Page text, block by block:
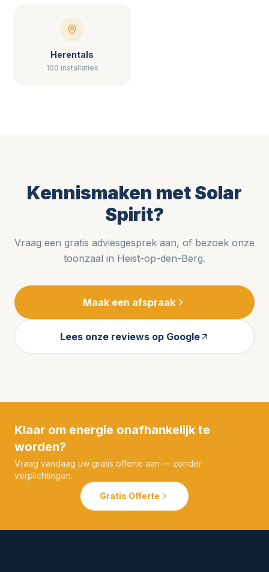
Herentals
100 installaties
Kennismaken met Solar
Spirit?
Vraag een gratis adviesgesprek aan, of bezoek onze
toonzaal in Heist-op-den-Berg.
Maak een afspraak
Lees onze reviews op Google
Klaar om energie onafhankelijk te
worden?
Vraag vandaag uw gratis offerte aan — zonder
verplichtingen.
Gratis Offerte